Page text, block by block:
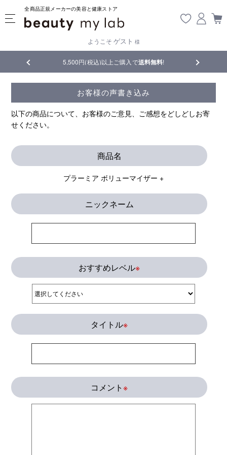
全商品正規メーカーの美容と健康ストア
ようこそ ゲスト 様
5,500円(税込)以上ご購入で送料無料! 【重要】熊本地震の影響により
お客様の声書き込み
以下の商品について、お客様のご意見、ご感想をどしどしお寄
せください。
商品名
プラーミア ボリューマイザー +
ニックネーム
おすすめレベル※
タイトル※
コメント※